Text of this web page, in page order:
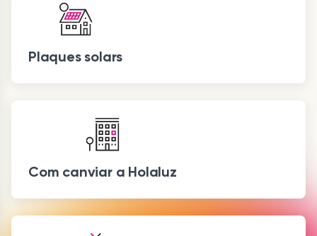
Plaques solars
Com canviar a Holaluz